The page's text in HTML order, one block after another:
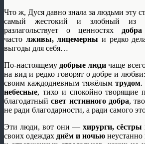
Что ж, Дуся давно знала за людьми эту
самый жестокий и злобный из
разлагольствует о ценностях
часто лживы, лицемерны и редко
выгоды для себя…
По-настоящему добрые люди чаще
на вид и редко говорят о добре и
своим каждодневным тяжёлымтрудом.
небесные, тихо и спокойно творящие
благодатныйсвет истинного добра,
не ради благодарности, а ради самого
Эти люди, вот они — хирурги, сёстры
своих одеждах днём и ночью